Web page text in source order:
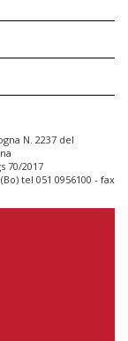
N. 2237 del
70/2017
tel 051 0956100 - fax